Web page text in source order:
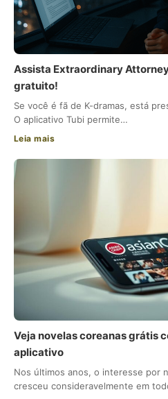
Assista Extraordinary
gratuito!
Se você é fã de K-dramas, está
O aplicativo Tubi permite…
Leia mais
Veja novelas coreanas grátis
aplicativo
Nos últimos anos, o interesse por
cresceu consideravelmente em